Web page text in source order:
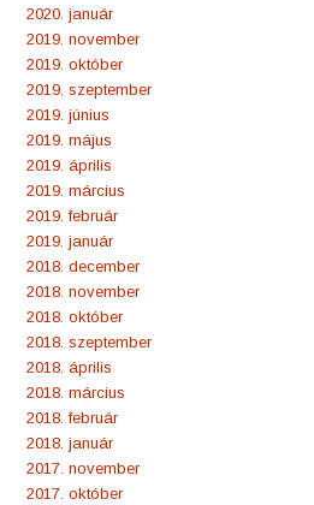
2020. január
2019. november
2019. október
2019. szeptember
2019. június
2019. május
2019. április
2019. március
2019. február
2019. január
2018. december
2018. november
2018. október
2018. szeptember
2018. április
2018. március
2018. február
2018. január
2017. november
2017. október